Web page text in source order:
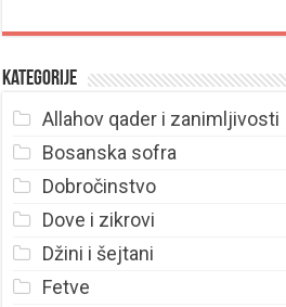
Kategorije
Allahov qader i zanimljivosti
Bosanska sofra
Dobročinstvo
Dove i zikrovi
Džini i šejtani
Fetve